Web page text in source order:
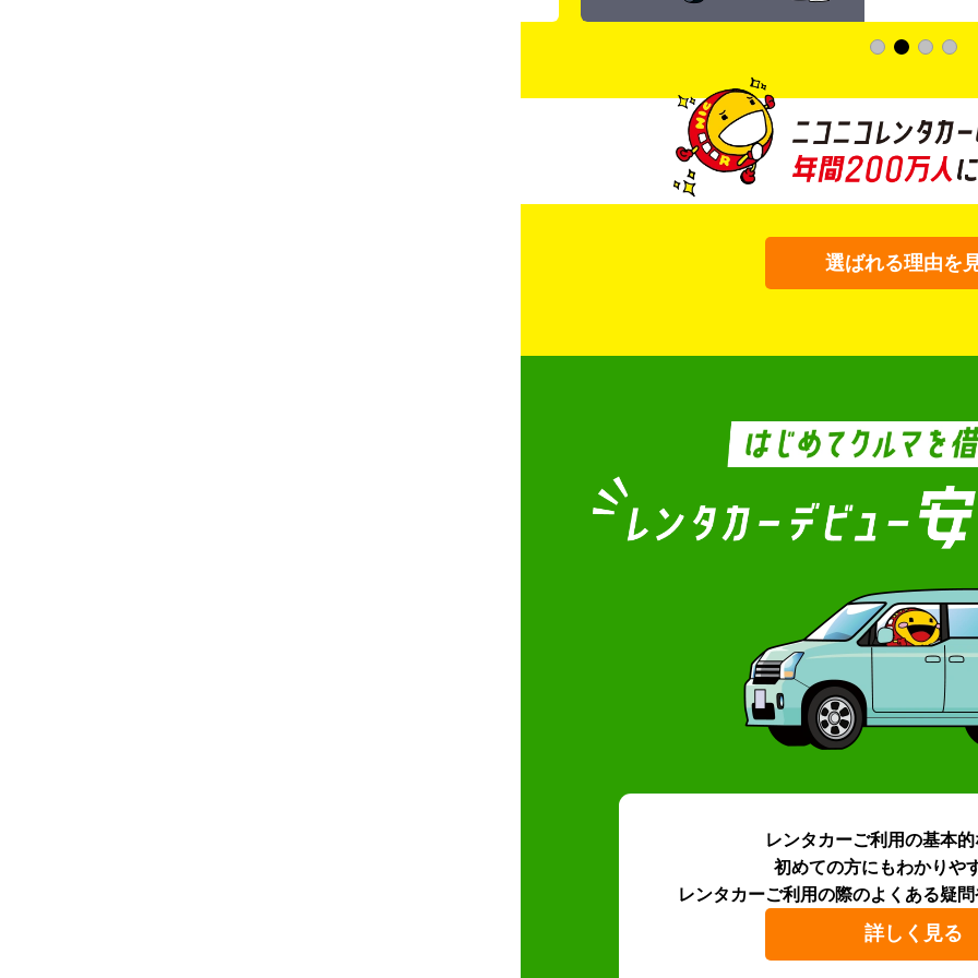
選ばれる理由を
レンタカーご利用の基本
初めての方にもわかりや
レンタカーご利用の際のよくある疑問
詳しく見る